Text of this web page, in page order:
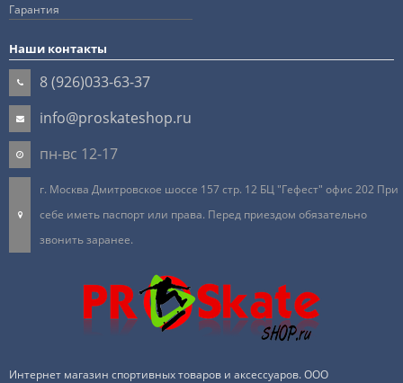
Гарантия
Наши контакты
8 (926)033-63-37
info@proskateshop.ru
пн-вс 12-17
г. Москва Дмитровское шоссе 157 стр. 12 БЦ "Гефест" офис 202 При
себе иметь паспорт или права. Перед приездом обязательно
звонить заранее.
Интернет магазин спортивных товаров и аксессуаров. ООО